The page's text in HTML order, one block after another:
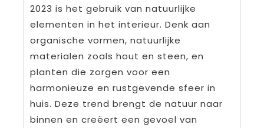
2023 is het gebruik van natuurlijke
elementen in het interieur. Denk aan
organische vormen, natuurlijke
materialen zoals hout en steen, en
planten die zorgen voor een
harmonieuze en rustgevende sfeer in
huis. Deze trend brengt de natuur naar
binnen en creëert een gevoel van